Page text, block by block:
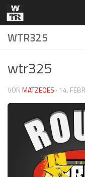
Zum Inhalt springen
WTR325
wtr325
VONMATZEOES · 14.